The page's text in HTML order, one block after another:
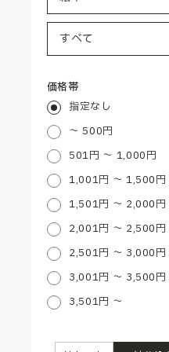
価格帯
指定なし
～ 500円
501円 ～ 1,000円
1,001円 ～ 1,500円
1,501円 ～ 2,000円
2,001円 ～ 2,500円
2,501円 ～ 3,000円
3,001円 ～ 3,500円
3,501円 ～